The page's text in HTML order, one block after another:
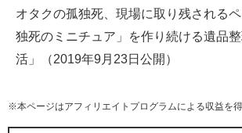
オタクの孤独死、現場に取り残され
独死のミニチュア」を作り続ける遺品
活」（2019年9月23日公開）
※本ページはアフィリエイトプログラムによる収益を